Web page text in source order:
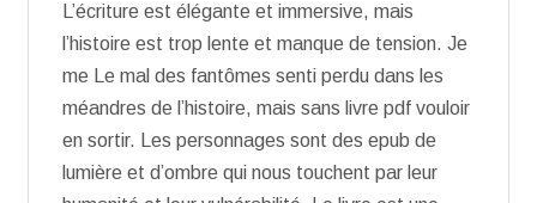
L’écriture est élégante et immersive, mais
l’histoire est trop lente et manque de tension. Je
me Le mal des fantômes senti perdu dans les
méandres de l’histoire, mais sans livre pdf vouloir
en sortir. Les personnages sont des epub de
lumière et d’ombre qui nous touchent par leur